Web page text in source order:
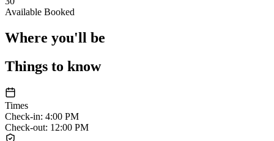
Available Booked
Where you'll be
Things to know
Times
Check-in: 4:00 PM
Check-out: 12:00 PM